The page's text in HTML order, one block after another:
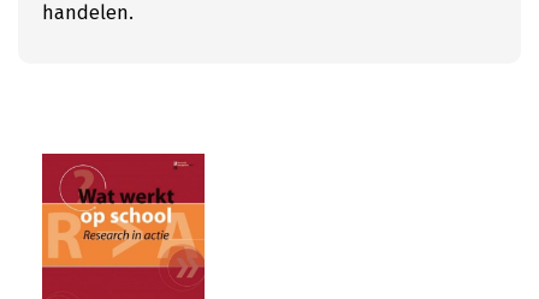
handelen.